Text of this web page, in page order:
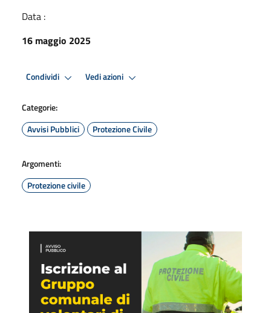
Data :
16 maggio 2025
Condividi Vedi azioni
Categorie:
Avvisi Pubblici
Protezione Civile
Argomenti:
Protezione civile